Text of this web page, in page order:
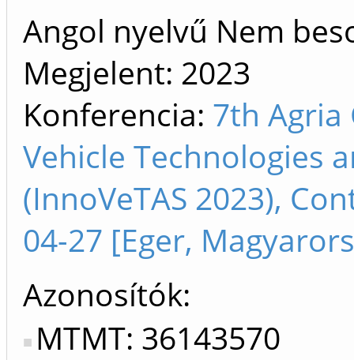
Angol nyelvű Nem
Megjelent: 2023
Konferencia: 7th Agria
Vehicle Technologies
(InnoVeTAS 2023),
04-27 [Eger,
Azonosítók
MTMT: 36143570